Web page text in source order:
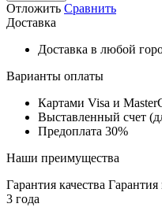
Отложить Сравнить
Доставка
Доставка в любой
Варианты оплаты
Картами Visa и
Выставленный счет
Предоплата 30%
Наши преимущества
Гарантия качества Гарантия
3 года